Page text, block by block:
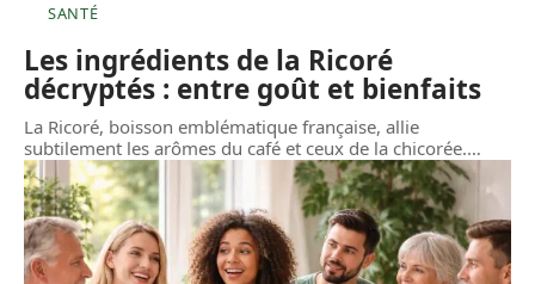
SANTÉ
Les ingrédients de la Ricoré
décryptés : entre goût et bienfaits
La Ricoré, boisson emblématique française, allie
subtilement les arômes du café et ceux de la chicorée.…